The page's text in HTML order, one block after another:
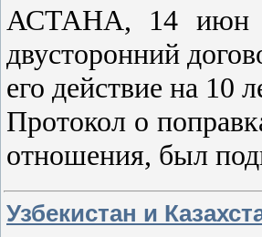
АСТАНА, 14 июн -
двусторонний
его действие на 10
Протокол о
отношения, был
Узбекистан и